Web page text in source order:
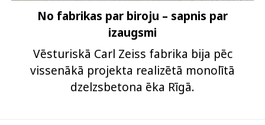
No fabrikas par biroju – sapnis par
izaugsmi
Vēsturiskā Carl Zeiss fabrika bija pēc
vissenākā projekta realizētā monolītā
dzelzsbetona ēka Rīgā.